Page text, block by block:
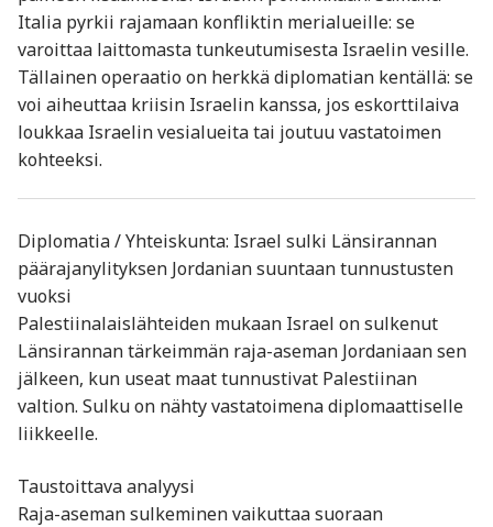
Italia pyrkii rajamaan konfliktin merialueille: se
varoittaa laittomasta tunkeutumisesta Israelin vesille.
Tällainen operaatio on herkkä diplomatian kentällä: se
voi aiheuttaa kriisin Israelin kanssa, jos eskorttilaiva
loukkaa Israelin vesialueita tai joutuu vastatoimen
kohteeksi.
Diplomatia / Yhteiskunta: Israel sulki Länsirannan
päärajanylityksen Jordanian suuntaan tunnustusten
vuoksi
Palestiinalaislähteiden mukaan Israel on sulkenut
Länsirannan tärkeimmän raja-aseman Jordaniaan sen
jälkeen, kun useat maat tunnustivat Palestiinan
valtion. Sulku on nähty vastatoimena diplomaattiselle
liikkeelle.
Taustoittava analyysi
Raja-aseman sulkeminen vaikuttaa suoraan